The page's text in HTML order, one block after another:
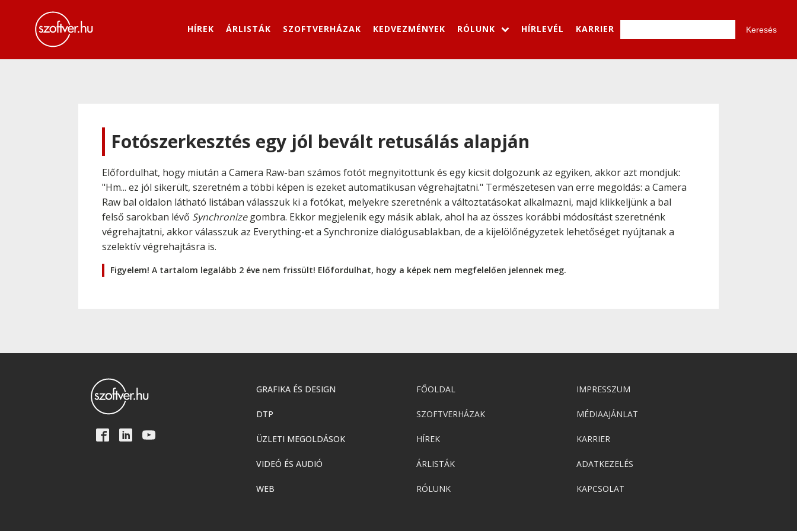
HÍREK ÁRLISTÁK SZOFTVERHÁZAK KEDVEZMÉNYEK RÓLUNK HÍRLEVÉL KARRIER
Fotószerkesztés egy jól bevált retusálás alapján
Előfordulhat, hogy miután a Camera Raw-ban számos fotót megnyitottunk és egy kicsit dolgozunk az egyiken, akkor azt mondjuk:
"Hm... ez jól sikerült, szeretném a többi képen is ezeket automatikusan végrehajtatni." Természetesen van erre megoldás: a Camera
Raw bal oldalon látható listában válasszuk ki a fotókat, melyekre szeretnénk a változtatásokat alkalmazni, majd klikkeljünk a bal
felső sarokban lévő Synchronizegombra. Ekkor megjelenik egy másik ablak, ahol ha az összes korábbi módosítást szeretnénk
végrehajtatni, akkor válasszuk az Everything-et a Synchronize dialógusablakban, de a kijelölőnégyzetek lehetőséget nyújtanak a
szelektív végrehajtásra is.
Figyelem! A tartalom legalább 2 éve nem frissült! Előfordulhat, hogy a képek nem megfelelően jelennek meg.
GRAFIKA ÉS DESIGN
DTP
ÜZLETI MEGOLDÁSOK
VIDEÓ ÉS AUDIÓ
WEB
FŐOLDAL
SZOFTVERHÁZAK
HÍREK
ÁRLISTÁK
RÓLUNK
IMPRESSZUM
MÉDIAAJÁNLAT
KARRIER
ADATKEZELÉS
KAPCSOLAT